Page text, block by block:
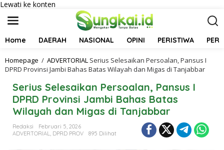
Lewati ke konten
Home DAERAH NASIONAL OPINI PERISTIWA
Homepage / ADVERTORIAL Serius Selesaikan Persoalan, Pansus I
DPRD Provinsi Jambi Bahas Batas Wilayah dan Migas di Tanjabbar
Serius Selesaikan Persoalan, Pansus I
DPRD Provinsi Jambi Bahas Batas
Wilayah dan Migas di Tanjabbar
Redaksi
Februari 5, 2026
ADVERTORIAL, DPRD PROV 895 Dilihat